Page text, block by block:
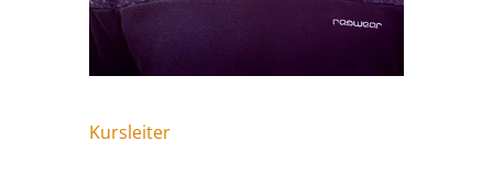
Kursleiter